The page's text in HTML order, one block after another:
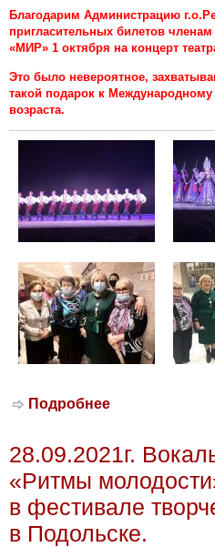
Благодарим Администрацию
пригласительных билетов
«МИР» 1 октября на концерт
Это было невероятное,
такой подарок к
возраста.
Подробнее
28.09.2021г.
«Ритмы
в фестивале
в Подольске.